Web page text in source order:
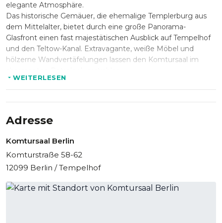
elegante Atmosphäre.
Das historische Gemäuer, die ehemalige Templerburg aus
dem Mittelalter, bietet durch eine große Panorama-
Glasfront einen fast majestätischen Ausblick auf Tempelhof
und den Teltow-Kanal. Extravagante, weiße Möbel und
hölzerne Wandvertäfelungen lassen den Komtursaal im
Durch mobile Trennwände lassen sich der große Saal und
die drei Konferenz- und Tagungsräume zu einer Festhalle
mit 410 qm Grundfläche zusammenlegen. Die großzügige
Terrasse ist ideal für Outdoor-Events und Barbecues
geeignet. Sowohl für Tages- als auch für
und Bühnentechnik und auf Wunsch auch das hauseigene
Catering zur Verfügung.
Freuen Sie sich auf Ihr nächstes Event im Komtursaal in
WEITERLESEN
Adresse
Komtursaal Berlin
Komturstraße 58-62
12099 Berlin / Tempelhof